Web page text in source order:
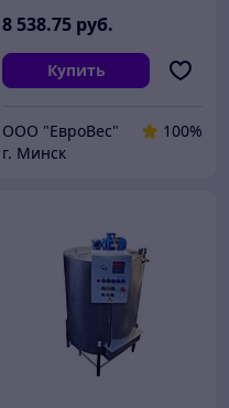
8 538.75 руб.
Купить
ООО "ЕвроВес"
100%
г. Минск